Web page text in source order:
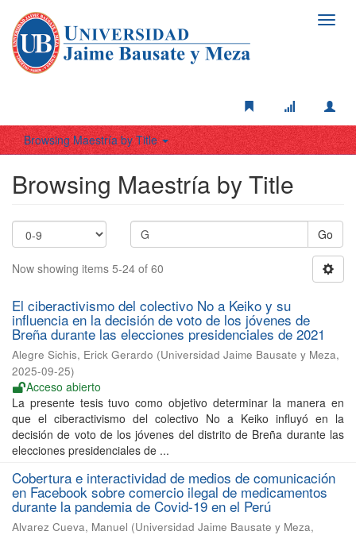
Browsing Maestría by Title
Browsing Maestría by Title
Go
Now showing items 5-24 of 60
El ciberactivismo del colectivo No a Keiko y su
influencia en la decisión de voto de los jóvenes de
Breña durante las elecciones presidenciales de 2021
Alegre Sichis, Erick Gerardo (Universidad Jaime Bausate y Meza,
2025-09-25)
Acceso abierto
La presente tesis tuvo como objetivo determinar la manera en
que el ciberactivismo del colectivo No a Keiko influyó en la
decisión de voto de los jóvenes del distrito de Breña durante las
elecciones presidenciales de ...
Cobertura e interactividad de medios de comunicación
en Facebook sobre comercio ilegal de medicamentos
durante la pandemia de Covid-19 en el Perú
Alvarez Cueva, Manuel (Universidad Jaime Bausate y Meza,